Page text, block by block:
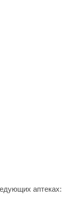
аптеках: